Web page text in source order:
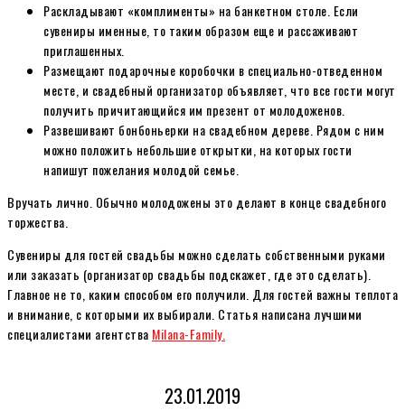
Раскладывают «комплименты» на банкетном столе. Если
сувениры именные, то таким образом еще и рассаживают
приглашенных.
Размещают подарочные коробочки в специально-отведенном
месте, и свадебный организатор объявляет, что все гости могут
получить причитающийся им презент от молодоженов.
Развешивают бонбоньерки на свадебном дереве. Рядом с ним
можно положить небольшие открытки, на которых гости
напишут пожелания молодой семье.
Вручать лично. Обычно молодожены это делают в конце свадебного
торжества.
Сувениры для гостей свадьбы можно сделать собственными руками
или заказать (организатор свадьбы подскажет, где это сделать).
Главное не то, каким способом его получили. Для гостей важны теплота
и внимание, с которыми их выбирали. Статья написана лучшими
специалистами агентства Milana-Family.
23.01.2019